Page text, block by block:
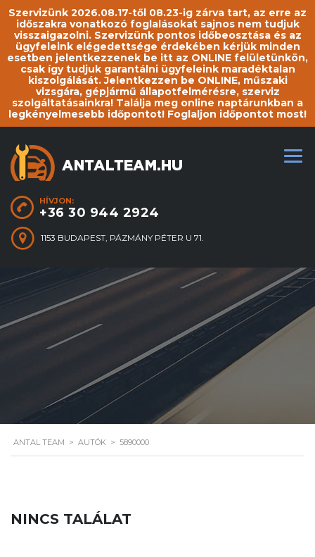
Szervizünk 2026.08.17-től 08.23-ig zárva tart, az erre az
időszakra vonatkozó foglalásokat sajnos nem tudjuk
visszaigazolni. Szervizünk pontos időbeosztása és az
ügyfeleink elégedettsége érdekében kérjük minden
esetben jelentkezzenek be itt az ONLINE felületünkön,
csak így tudjuk garantálni ügyfeleink maradéktalan
kiszolgálását. Jelentkezzen be ONLINE, műszaki
vizsgára, gépjármű állapotfelmérésre, szerviz
szolgáltatásainkra! Találja meg online naptárunkban a
legkényelmesebb időpontot! Foglaljon időpontot most!
HÍVJON:
+36 30 944 2924
1153 BUDAPEST, PÁZMÁNY PÉTER U 71.
ANTAL TEAM > AUTÓK > 5890000
NINCS TALÁLAT